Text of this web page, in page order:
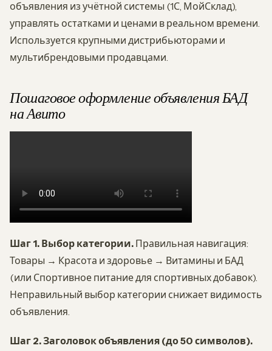
объявления из учётной системы (1С, МойСклад),
управлять остатками и ценами в реальном времени.
Используется крупными дистрибьюторами и
мультибрендовыми продавцами.
Пошаговое оформление объявления БАД
на Авито
Шаг 1. Выбор категории. Правильная навигация:
Товары → Красота и здоровье → Витамины и БАД
(или Спортивное питание для спортивных добавок).
Неправильный выбор категории снижает видимость
объявления.
Шаг 2. Заголовок объявления (до 50 символов).